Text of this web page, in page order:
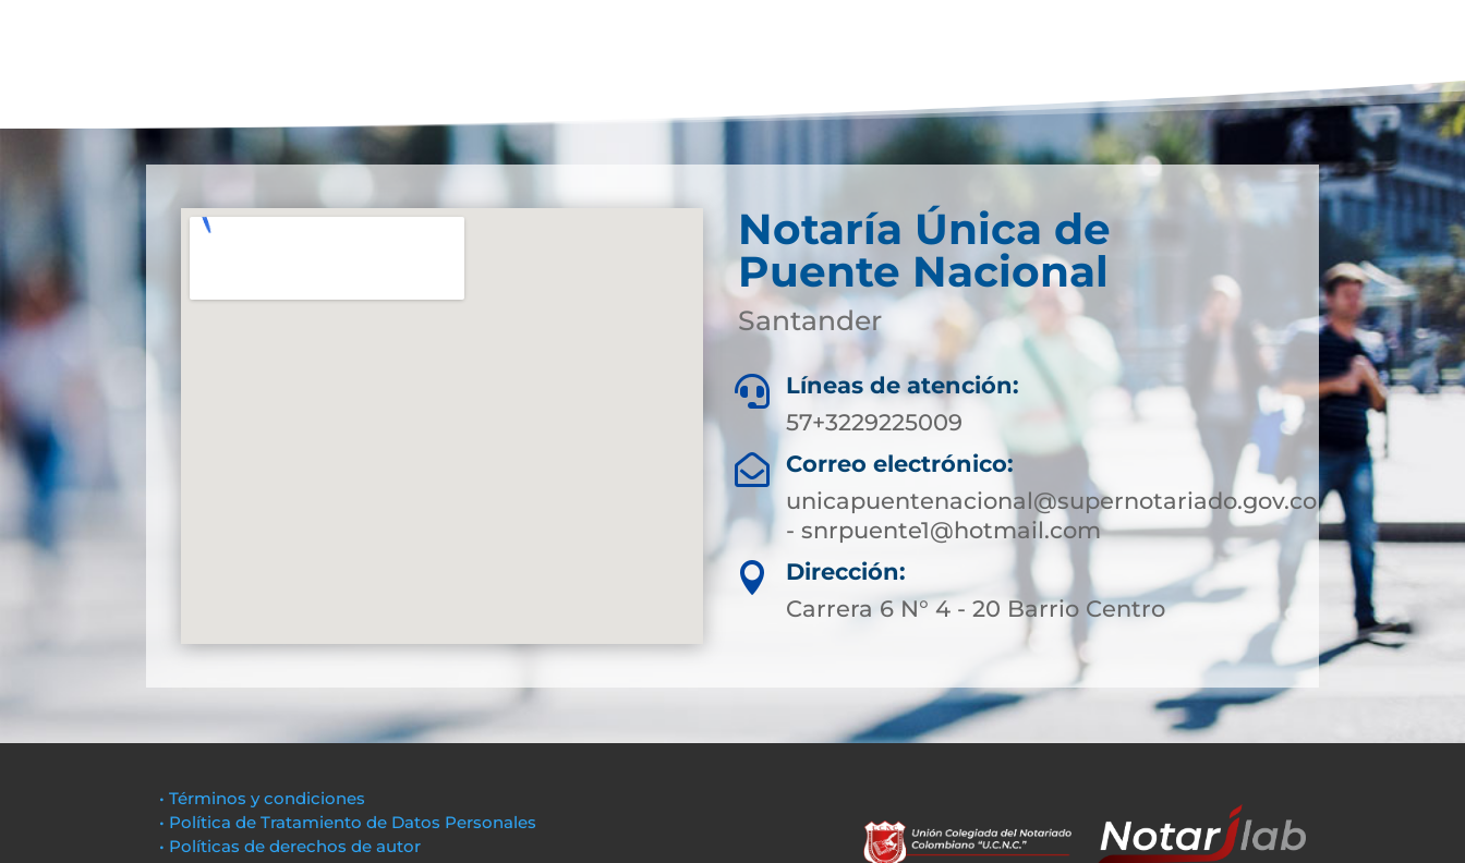
Notaría Única de
Puente Nacional
Santander

Líneas de atención:
57+3229225009

Correo electrónico:
unicapuentenacional@supernotariado.gov.co
- snrpuente1@hotmail.com

Dirección:
Carrera 6 N° 4 - 20 Barrio Centro
• Términos y condiciones
• Política de Tratamiento de Datos Personales
• Políticas de derechos de autor